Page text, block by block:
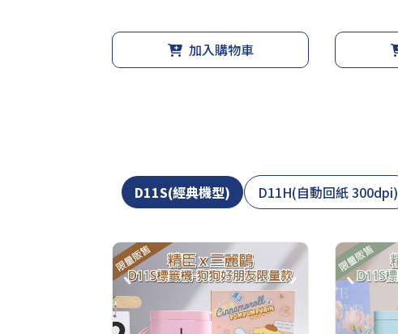
加入購物車
D11S(經典機型) D11H(自動回紙 300dpi)